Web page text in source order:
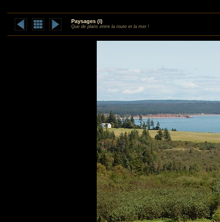
Paysages (I)
Que de plans entre la route et la mer !